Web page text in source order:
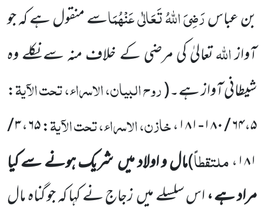
بن عباسرَضِیَ اللّٰہُ تَعَالٰی عَنْہُمَاسے منقول ہے کہ جو
آوازاللّٰہتعالیٰ کی مرضی کے خلاف منہ سے نکلے وہ
شیطانی آواز ہے۔(روح البیان، الاسراء، تحت الآیۃ:
۶۴،۵ / ۱۸۰-۱۸۱
،خازن، الاسراء، تحت الآیۃ:۶۵، ۳ /
۱۸۱،ملتقطاً)مال و اولاد میںشریک ہونے سے کیا
مراد ہے ،اس سلسلے میںزجاج نے کہا کہ جو گناہ مال